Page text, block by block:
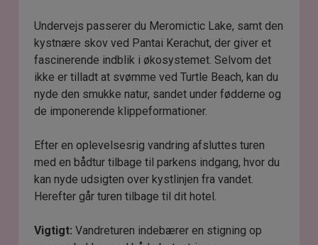
Undervejs passerer du Meromictic Lake, samt den
kystnære skov ved Pantai Kerachut, der giver et
fascinerende indblik i økosystemet. Selvom det
ikke er tilladt at svømme ved Turtle Beach, kan du
nyde den smukke natur, sandet under fødderne og
de imponerende klippeformationer.
Efter en oplevelsesrig vandring afsluttes turen
med en bådtur tilbage til parkens indgang, hvor du
kan nyde udsigten over kystlinjen fra vandet.
Herefter går turen tilbage til dit hotel.
Vigtigt: Vandreturen indebærer en stigning op